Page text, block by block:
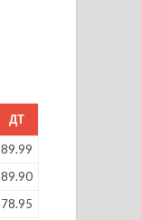
ДТ
89.99
89.90
78.95